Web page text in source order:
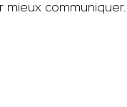
communiquer.